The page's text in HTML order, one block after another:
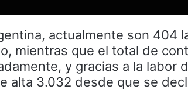
actualmente son 404
mientras que el total de
y gracias a la labor
alta 3.032 desde que se